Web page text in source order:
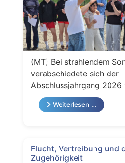
(MT) Bei strahlendem
verabschiedete sich der
Abschlussjahrgang 2026
Weiterlesen …
Flucht, Vertreibung und
Zugehörigkeit